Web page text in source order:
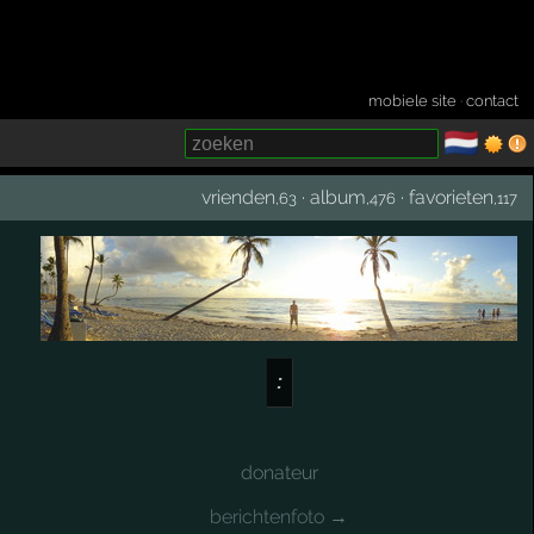
mobiele site ·contact
🇳🇱
vrienden ,63 ·album ,476 ·favorieten ,117
:
donateur
berichtenfoto →